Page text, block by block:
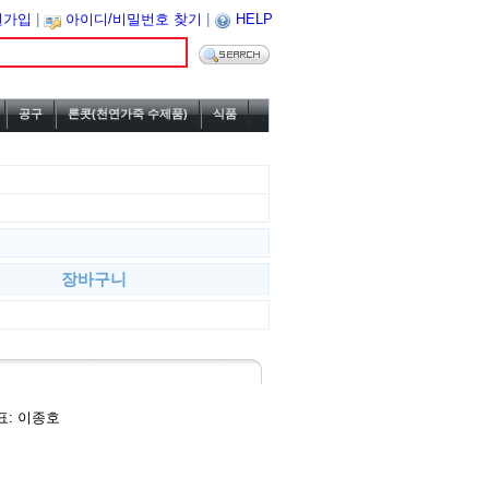
입 아이디/비밀번호 찾기 HELP
공구 론콧(천연가죽 수제품) 식품
장바구니
: 이종호